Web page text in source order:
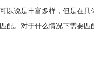
以说是丰富多样，但是在
配。对于什么情况下需要